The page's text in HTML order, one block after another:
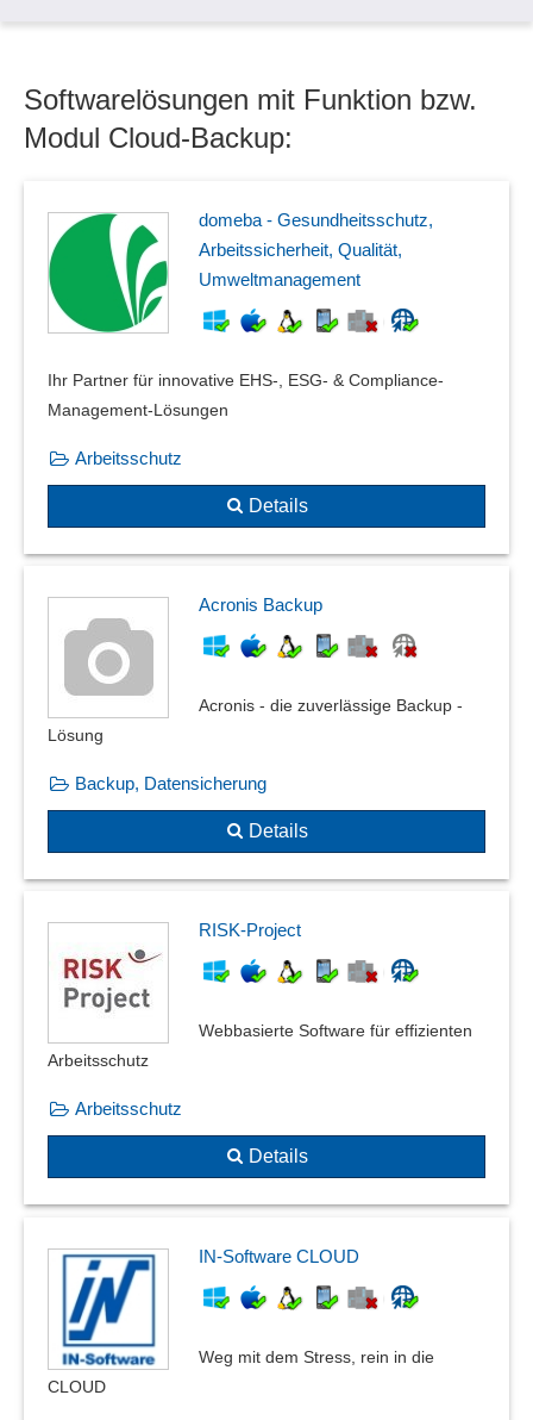
Server/Clients
Softwarelösungen mit Funktion bzw.
Modul Cloud-Backup:
domeba - Gesundheitsschutz,
Arbeitssicherheit, Qualität,
Umweltmanagement
Ihr Partner für innovative EHS-, ESG- & Compliance-
Management-Lösungen
Arbeitsschutz
Details
Acronis Backup
Acronis - die zuverlässige Backup -
Lösung
Backup, Datensicherung
Details
RISK-Project
Webbasierte Software für effizienten
Arbeitsschutz
Arbeitsschutz
Details
IN-Software CLOUD
Weg mit dem Stress, rein in die
CLOUD